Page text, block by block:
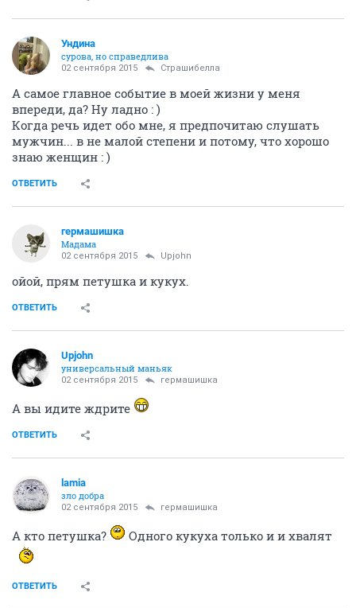
Ундинa
сурова, но справедлива
02 сентября 2015 Страшибелла
А самое главное событие в моей жизни у меня
впереди, да? Ну ладно : )
Когда речь идет обо мне, я предпочитаю слушать
мужчин... в не малой степени и потому, что хорошо
знаю женщин : )
ОТВЕТИТЬ
гермашишка
Мадама
02 сентября 2015 Upjohn
ойой, прям петушка и кукух.
ОТВЕТИТЬ
Upjohn
универсальный маньяк
02 сентября 2015 гермашишка
А вы идите ждрите
ОТВЕТИТЬ
lamia
зло добра
02 сентября 2015 гермашишка
А кто петушка? Одного кукуха только и и хвалят
ОТВЕТИТЬ